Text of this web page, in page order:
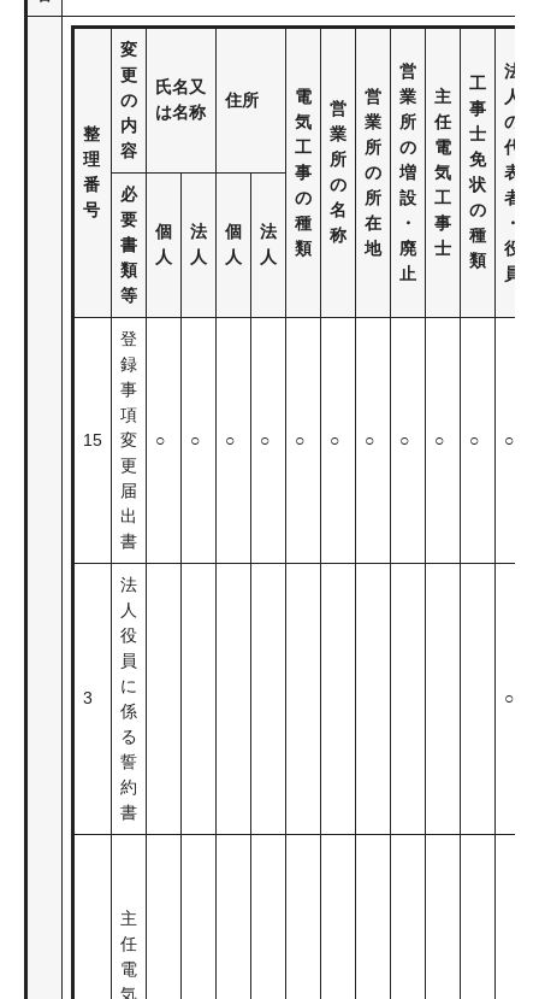
整
理
番
号
変
更
の
内
容
氏名又
は名称
住所
電
気
工
事
の
種
類
営
業
所
の
名
称
営
業
所
の
所
在
地
営
業
所
の
増
設
・
廃
止
主
任
電
気
工
事
士
工
事
士
免
状
の
種
類
法
人
の
代
表
者
・
役
員
必
要
書
類
等
個
人
法
人
個
人
法
人
15
登
録
事
項
変
更
届
出
書
○ ○ ○ ○ ○ ○ ○ ○ ○ ○ ○
3
法
人
役
員
に
係
る
誓
約
書
○
主
任
電
気